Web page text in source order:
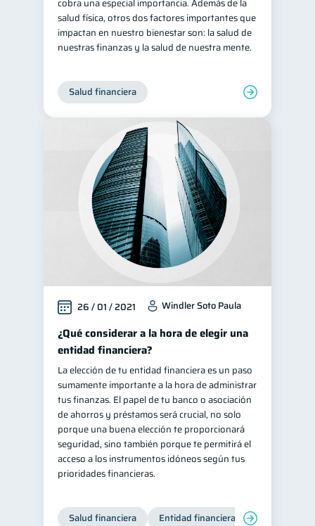
cobra una especial importancia. Además de la
salud física, otros dos factores importantes que
impactan en nuestro bienestar son: la salud de
nuestras finanzas y la salud de nuestra mente.
Salud financiera
26 / 01 / 2021 Windler Soto Paula
¿Qué considerar a la hora de elegir una
entidad financiera?
La elección de tu entidad financiera es un paso
sumamente importante a la hora de administrar
tus finanzas. El papel de tu banco o asociación
de ahorros y préstamos será crucial, no solo
porque una buena elección te proporcionará
seguridad, sino también porque te permitirá el
acceso a los instrumentos idóneos según tus
prioridades financieras.
Salud financiera Entidad financiera